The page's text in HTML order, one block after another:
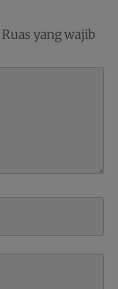
Ruas yang wajib